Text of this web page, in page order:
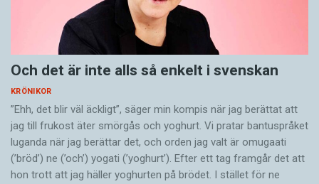
Och det är inte alls så enkelt i svenskan
KRÖNIKOR
”Ehh, det blir väl äckligt”, säger min kompis när jag berättat att
jag till frukost äter smörgås och yoghurt. Vi pratar bantuspråket
luganda när jag berättar det, och orden jag valt är omugaati
(’bröd’) ne (’och’) yogati (’yoghurt’). Efter ett tag framgår det att
hon trott att jag häller yoghurten på brödet. I stället för ne